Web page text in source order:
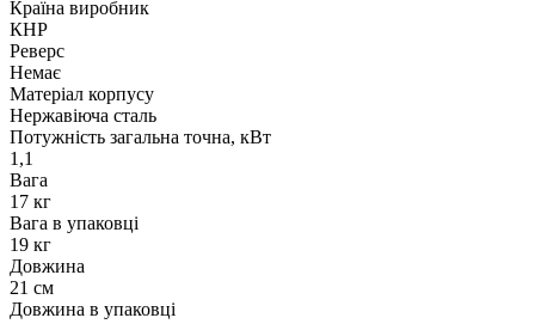
Країна виробник
КНР
Реверс
Немає
Матеріал корпусу
Нержавіюча сталь
Потужність загальна точна, кВт
1,1
Вага
17 кг
Вага в упаковці
19 кг
Довжина
21 см
Довжина в упаковці